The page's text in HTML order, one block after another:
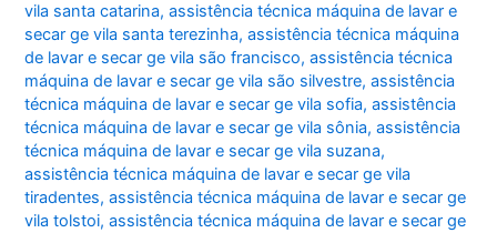
vila santa catarina,assistência técnica máquina de lavar e
secar ge vila santa terezinha,assistência técnica máquina
de lavar e secar ge vila são francisco,assistência técnica
máquina de lavar e secar ge vila são silvestre,assistência
técnica máquina de lavar e secar ge vila sofia,assistência
técnica máquina de lavar e secar ge vila sônia,assistência
técnica máquina de lavar e secar ge vila suzana,
assistência técnica máquina de lavar e secar ge vila
tiradentes,assistência técnica máquina de lavar e secar ge
vila tolstoi,assistência técnica máquina de lavar e secar ge